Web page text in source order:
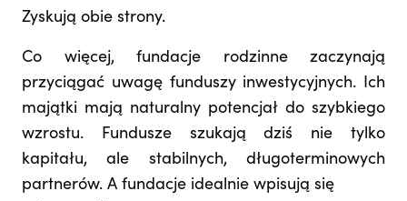
Zyskują obie strony.
Co więcej, fundacje rodzinne zaczynają
przyciągać uwagę funduszy inwestycyjnych. Ich
majątki mają naturalny potencjał do szybkiego
wzrostu. Fundusze szukają dziś nie tylko
kapitału, ale stabilnych, długoterminowych
partnerów. A fundacje idealnie wpisują się